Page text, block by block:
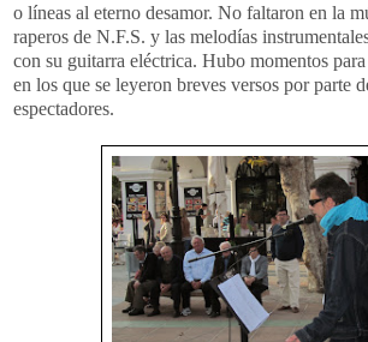
o líneas al eterno desamor. No faltaron en la
raperos de N.F.S. y las melodías
con su guitarra eléctrica. Hubo momentos
en los que se leyeron breves versos por parte
espectadores.